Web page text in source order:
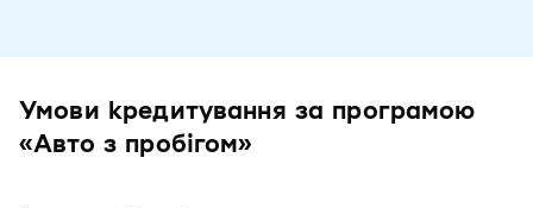
Умови кредитування за програмою
«Авто з пробігом»